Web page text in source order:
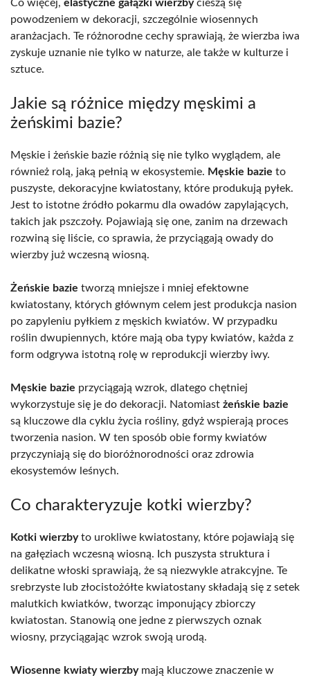
Co więcej, elastyczne gałązki wierzbycieszą się
powodzeniem w dekoracji, szczególnie wiosennych
aranżacjach. Te różnorodne cechy sprawiają, że wierzba iwa
zyskuje uznanie nie tylko w naturze, ale także w kulturze i
sztuce.
Jakie są różnice między męskimi a
żeńskimi bazie?
Męskie i żeńskie bazie różnią się nie tylko wyglądem, ale
również rolą, jaką pełnią w ekosystemie. Męskie bazie to
puszyste, dekoracyjne kwiatostany, które produkują pyłek.
Jest to istotne źródło pokarmu dla owadów zapylających,
takich jak pszczoły. Pojawiają się one, zanim na drzewach
rozwiną się liście, co sprawia, że przyciągają owady do
wierzby już wczesną wiosną.
Żeńskie bazie tworzą mniejsze i mniej efektowne
kwiatostany, których głównym celem jest produkcja nasion
po zapyleniu pyłkiem z męskich kwiatów. W przypadku
roślin dwupiennych, które mają oba typy kwiatów, każda z
form odgrywa istotną rolę w reprodukcji wierzby iwy.
Męskie bazie przyciągają wzrok, dlatego chętniej
wykorzystuje się je do dekoracji. Natomiast żeńskie bazie
są kluczowe dla cyklu życia rośliny, gdyż wspierają proces
tworzenia nasion. W ten sposób obie formy kwiatów
przyczyniają się do bioróżnorodności oraz zdrowia
ekosystemów leśnych.
Co charakteryzuje kotki wierzby?
Kotki wierzbyto urokliwe kwiatostany, które pojawiają się
na gałęziach wczesną wiosną. Ich puszysta struktura i
delikatne włoski sprawiają, że są niezwykle atrakcyjne. Te
srebrzyste lub złocistożółte kwiatostany składają się z setek
malutkich kwiatków, tworząc imponujący zbiorczy
kwiatostan. Stanowią one jedne z pierwszych oznak
wiosny, przyciągając wzrok swoją urodą.
Wiosenne kwiaty wierzbymają kluczowe znaczenie w